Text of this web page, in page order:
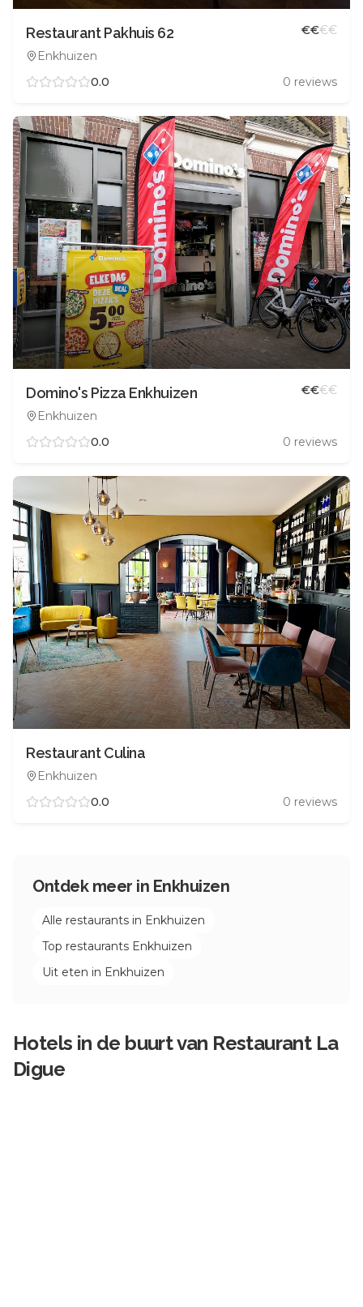
Restaurant Pakhuis 62
Enkhuizen
€€€€
0.0 0 reviews
Domino's Pizza Enkhuizen
Enkhuizen
€€€€
0.0 0 reviews
Restaurant Culina
Enkhuizen
0.0
0 reviews
Ontdek meer in Enkhuizen
Alle restaurants in Enkhuizen
Top restaurants Enkhuizen
Uit eten in Enkhuizen
Hotels in de buurt van Restaurant La
Digue